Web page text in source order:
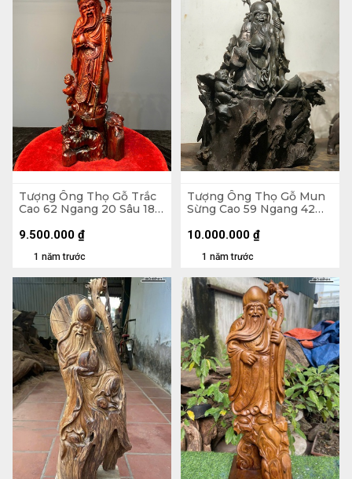
Tượng Ông Thọ Gỗ Trắc
Cao 62 Ngang 20 Sâu 18
1 năm trước
9.500.000 ₫
Tượng Ông Thọ Gỗ Mun
Sừng Cao 59 Ngang 42
1 năm trước
10.000.000 ₫